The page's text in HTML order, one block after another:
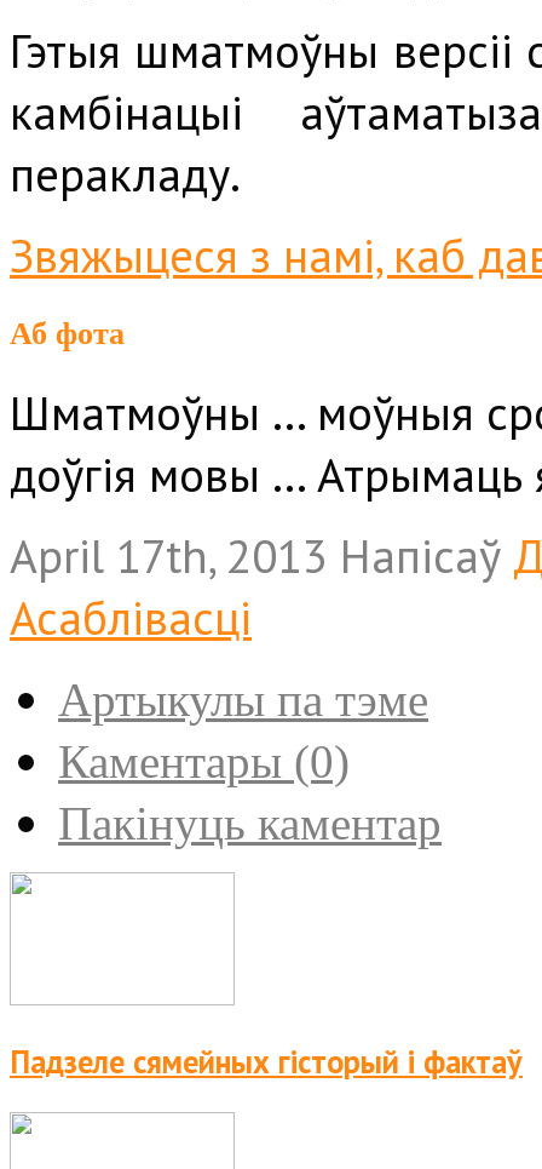
Гэтыя шматмоўны
камбінацыі
перакладу.
Звяжыцеся з намі, каб
Аб фота
Шматмоўны … моўныя
доўгія мовы … Атрымаць
April 17th, 2013 Напісаў
Асаблівасці
Артыкулы па тэме
Каментары (0)
Пакінуць каментар
Падзеле сямейных гісторый і фактаў